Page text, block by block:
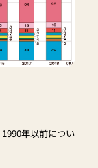
年以前につい